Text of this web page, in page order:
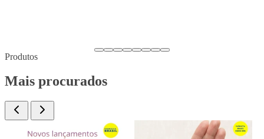
…
Produtos
Mais procurados